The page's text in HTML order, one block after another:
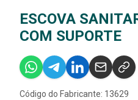
ESCOVA
COM SUPORTE
Código do Fabricante: 13629